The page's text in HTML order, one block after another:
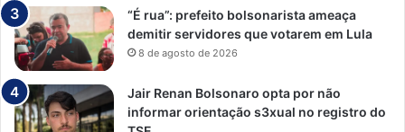
“É rua”: prefeito bolsonarista ameaça
demitir servidores que votarem em Lula
8 de agosto de 2026
Jair Renan Bolsonaro opta por não
informar orientação s3xual no registro do